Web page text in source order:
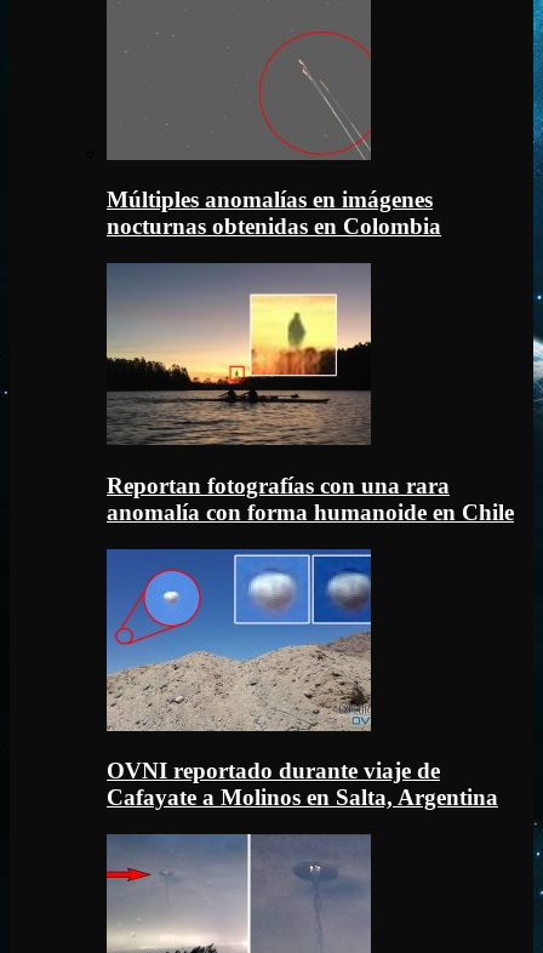
Múltiples anomalías en imágenes
nocturnas obtenidas en Colombia
Reportan fotografías con una rara
anomalía con forma humanoide en Chile
OVNI reportado durante viaje de
Cafayate a Molinos en Salta, Argentina